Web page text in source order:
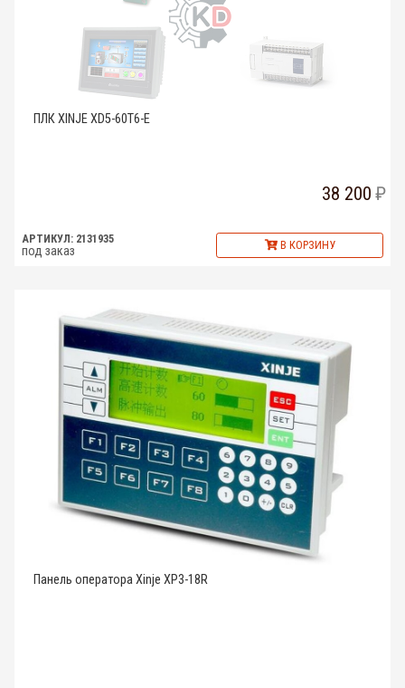
ПЛК XINJE XD5-60T6-E
38 200
АРТИКУЛ: 2131935
под заказ В КОРЗИНУ
Панель оператора Xinje XP3-18R